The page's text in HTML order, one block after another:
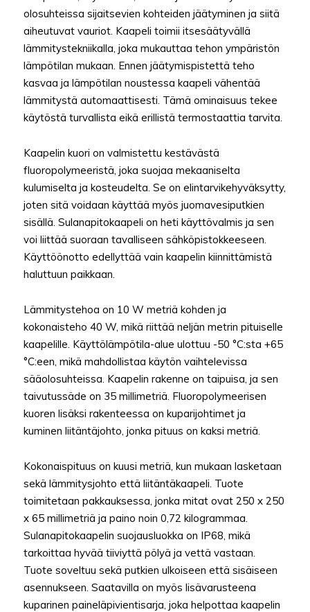
olosuhteissa sijaitsevien kohteiden jäätyminen ja siitä
aiheutuvat vauriot. Kaapeli toimii itsesäätyvällä
lämmitystekniikalla, joka mukauttaa tehon ympäristön
lämpötilan mukaan. Ennen jäätymispistettä teho
kasvaa ja lämpötilan noustessa kaapeli vähentää
lämmitystä automaattisesti. Tämä ominaisuus tekee
käytöstä turvallista eikä erillistä termostaattia tarvita.
Kaapelin kuori on valmistettu kestävästä
fluoropolymeeristä, joka suojaa mekaaniselta
kulumiselta ja kosteudelta. Se on elintarvikehyväksytty,
joten sitä voidaan käyttää myös juomavesiputkien
sisällä. Sulanapitokaapeli on heti käyttövalmis ja sen
voi liittää suoraan tavalliseen sähköpistokkeeseen.
Käyttöönotto edellyttää vain kaapelin kiinnittämistä
haluttuun paikkaan.
Lämmitystehoa on 10 W metriä kohden ja
kokonaisteho 40 W, mikä riittää neljän metrin pituiselle
kaapelille. Käyttölämpötila-alue ulottuu -50 °C:sta +65
°C:een, mikä mahdollistaa käytön vaihtelevissa
sääolosuhteissa. Kaapelin rakenne on taipuisa, ja sen
taivutussäde on 35 millimetriä. Fluoropolymeerisen
kuoren lisäksi rakenteessa on kuparijohtimet ja
kuminen liitäntäjohto, jonka pituus on kaksi metriä.
Kokonaispituus on kuusi metriä, kun mukaan lasketaan
sekä lämmitysjohto että liitäntäkaapeli. Tuote
toimitetaan pakkauksessa, jonka mitat ovat 250 x 250
x 65 millimetriä ja paino noin 0,72 kilogrammaa.
Sulanapitokaapelin suojausluokka on IP68, mikä
tarkoittaa hyvää tiiviyttä pölyä ja vettä vastaan.
Tuote soveltuu sekä putkien ulkoiseen että sisäiseen
asennukseen. Saatavilla on myös lisävarusteena
kuparinen paineläpivientisarja, joka helpottaa kaapelin